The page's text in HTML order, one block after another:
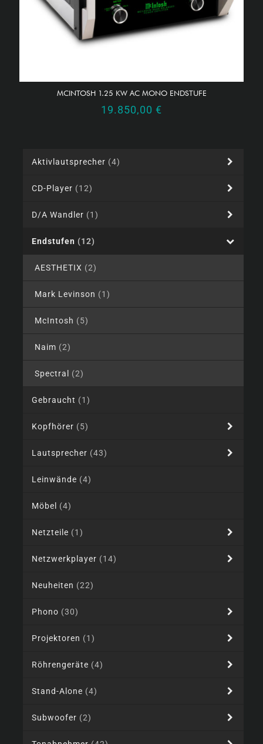
MCINTOSH 1.25 KW AC MONO ENDSTUFE
19.850,00 €
Aktivlautsprecher (4)
CD-Player (12)
D/A Wandler (1)
Endstufen (12)
AESTHETIX (2)
Mark Levinson (1)
McIntosh (5)
Naim (2)
Spectral (2)
Gebraucht (1)
Kopfhörer (5)
Lautsprecher (43)
Leinwände (4)
Möbel (4)
Netzteile (1)
Netzwerkplayer (14)
Neuheiten (22)
Phono (30)
Projektoren (1)
Röhrengeräte (4)
Stand-Alone (4)
Subwoofer (2)